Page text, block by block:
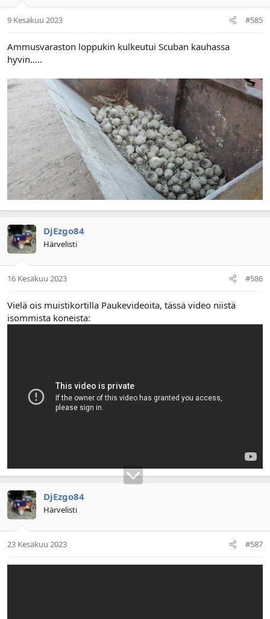
9 Kesäkuu 2023 #585
Ammusvaraston loppukin kulkeutui Scuban kauhassa
hyvin.....
DjEzgo84
Härvelisti
16 Kesäkuu 2023 #586
Vielä ois muistikortilla Paukevideoita, tässä video niistä
isommista koneista:
DjEzgo84
Härvelisti
23 Kesäkuu 2023 #587